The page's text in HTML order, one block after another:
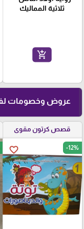
ثلاثية المماليك
add_shopping_cart
عروض وخصومات
قصص كرتون مقوى
favorite_border -12%